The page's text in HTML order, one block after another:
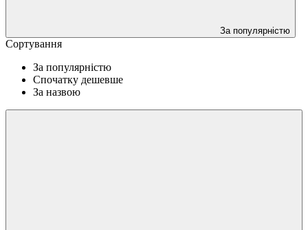
За популярністю
Сортування
За популярністю
Спочатку дешевше
За назвою